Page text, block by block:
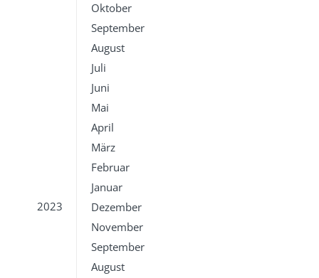
Oktober
September
August
Juli
Juni
Mai
April
März
Februar
Januar
2023
Dezember
November
September
August